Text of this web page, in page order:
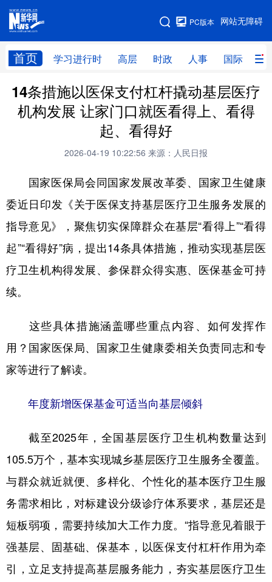
网站无障碍
PC版本
首页 学习进行时 高层 时政 人事 国际 财
网站地图
学习进行时 高层 时政 人事
国际 财经 网评 港澳
法律 中央文件 金融 汽车
食品 人居 信息化 数字经济
城市 旅游 能源 会展
彩票 娱乐 时尚 悦读
公益
文化产业
地方频道
浙江 安徽 福建 江西
山东 河南 湖北 湖南
广东 广西 海南 重庆
14条措施以医保支付杠杆撬动基层医疗
机构发展 让家门口就医看得上、看得
起、看得好
2026-04-19 10:22:56 来源：人民日报
国家医保局会同国家发展改革委、国家卫生健康
委近日印发《关于医保支持基层医疗卫生服务发展的
指导意见》，聚焦切实保障群众在基层“看得上”“看得
起”“看得好”病，提出14条具体措施，推动实现基层医
疗卫生机构得发展、参保群众得实惠、医保基金可持
续。
这些具体措施涵盖哪些重点内容、如何发挥作
用？国家医保局、国家卫生健康委相关负责同志和专
家等进行了解读。
年度新增医保基金可适当向基层倾斜
截至2025年，全国基层医疗卫生机构数量达到
105.5万个，基本实现城乡基层医疗卫生服务全覆盖。
与群众就近就便、多样化、个性化的基本医疗卫生服
务需求相比，对标建设分级诊疗体系要求，基层还是
短板弱项，需要持续加大工作力度。“指导意见着眼于
强基层、固基础、保基本，以医保支付杠杆作用为牵
引，立足支持提高基层服务能力，夯实基层医疗卫生